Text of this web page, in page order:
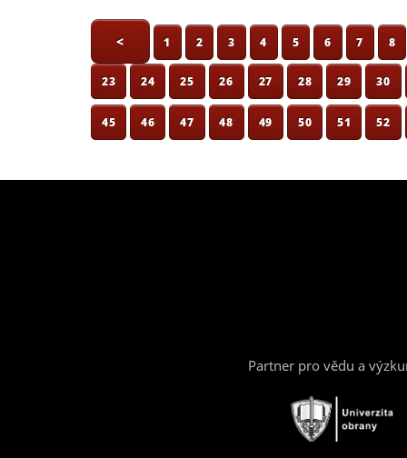
< 1 2 3 4 5 6 7 8
23 24 25 26 27 28 29 30
45 46 47 48 49 50 51 52
Partner pro vědu a